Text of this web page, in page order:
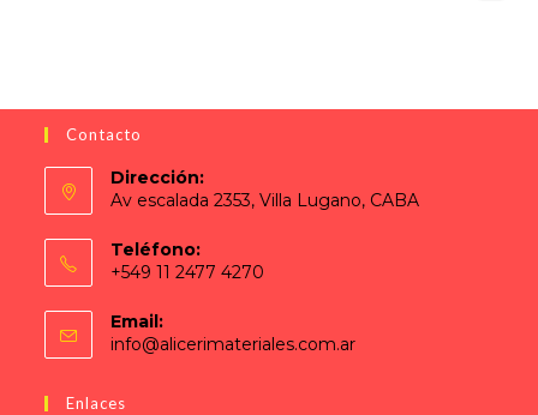
Contacto
Dirección:
Av escalada 2353, Villa Lugano, CABA
Teléfono:
+549 11 2477 4270
Email:
info@alicerimateriales.com.ar
Enlaces